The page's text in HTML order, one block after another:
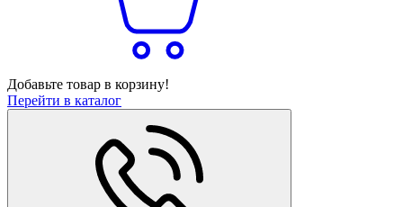
Добавьте товар в корзину!
Перейти в каталог